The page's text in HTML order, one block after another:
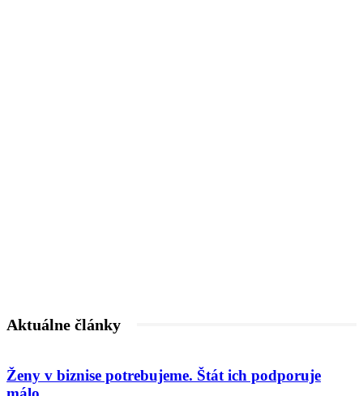
Aktuálne články
Ženy v biznise potrebujeme. Štát ich podporuje